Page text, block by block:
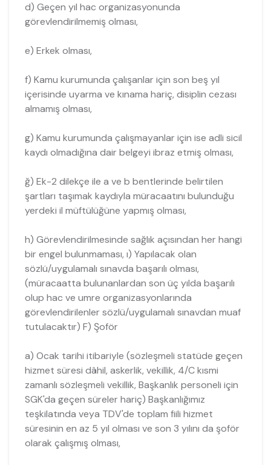
d) Geçen yıl hac organizasyonunda
görevlendirilmemiş olması,
e) Erkek olması,
f) Kamu kurumunda çalışanlar için son beş yıl
içerisinde uyarma ve kınama hariç, disiplin cezası
almamış olması,
g) Kamu kurumunda çalışmayanlar için ise adli sicil
kaydı olmadığına dair belgeyi ibraz etmiş olması,
ğ) Ek-2 dilekçe ile a ve b bentlerinde belirtilen
şartları taşımak kaydıyla müracaatını bulunduğu
yerdeki il müftülüğüne yapmış olması,
h) Görevlendirilmesinde sağlık açısından her hangi
bir engel bulunmaması, ı) Yapılacak olan
sözlü/uygulamalı sınavda başarılı olması,
(müracaatta bulunanlardan son üç yılda başarılı
olup hac ve umre organizasyonlarında
görevlendirilenler sözlü/uygulamalı sınavdan muaf
tutulacaktır) F) Şoför
a) Ocak tarihi itibariyle (sözleşmeli statüde geçen
hizmet süresi dâhil, askerlik, vekillik, 4/C kısmi
zamanlı sözleşmeli vekillik, Başkanlık personeli için
SGK'da geçen süreler hariç) Başkanlığımız
teşkilatında veya TDV'de toplam fiili hizmet
süresinin en az 5 yıl olması ve son 3 yılını da şoför
olarak çalışmış olması,